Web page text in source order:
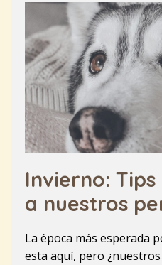
Invierno:
a nuestros
La época más
esta aquí, pero